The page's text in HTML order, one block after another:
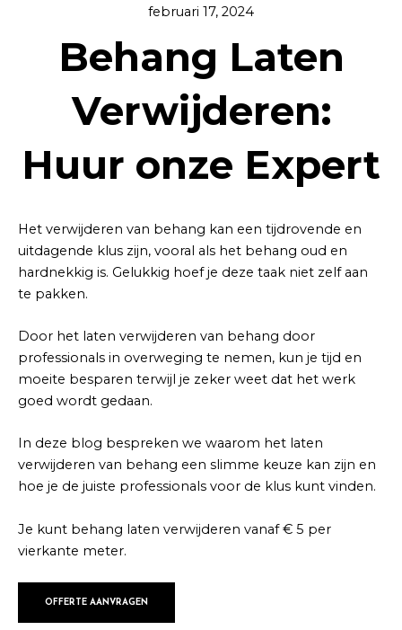
februari 17, 2024
Behang Laten
Verwijderen:
Huur onze Expert
Het verwijderen van behang kan een tijdrovende en
uitdagende klus zijn, vooral als het behang oud en
hardnekkig is. Gelukkig hoef je deze taak niet zelf aan
te pakken.
Door het laten verwijderen van behang door
professionals in overweging te nemen, kun je tijd en
moeite besparen terwijl je zeker weet dat het werk
goed wordt gedaan.
In deze blog bespreken we waarom het laten
verwijderen van behang een slimme keuze kan zijn en
hoe je de juiste professionals voor de klus kunt vinden.
Je kunt behang laten verwijderen vanaf € 5 per
vierkante meter.
OFFERTE AANVRAGEN